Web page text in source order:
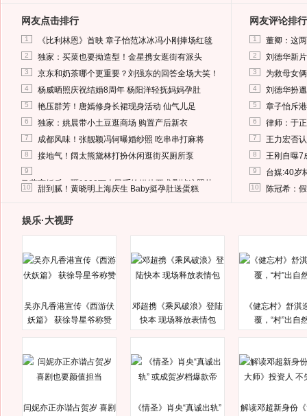
网友点击排行
1 《比利林恩》首映 章子怡范冰冰冯小刚捧场红毯
2 独家：买菜也要拗造型！金星携女逛街有派头
3 京东和奶茶哪个更重要？刘强东的回答全场大笑！
4 杨威晒照庆祝结婚8周年 杨阳洋轻抚妈妈孕肚
5 艳压群芳！唐嫣修身长裙现身活动 仙气儿足
6 独家：姚晨带小土豆逛商场 购置产后新衣
7 成都风味！张靓颖冯轲曝婚纱照 吃串串打麻将
8 接地气！阔太熊黛林打扮休闲逛街买厕所泵
9
马蓉离婚后，砸1000万人民币给媒体要求删掉这照片
10 甜到腻！黄晓明上海庆生 Baby挺孕肚送蛋糕
网友评论排行
1 董卿：这
2 刘德华新
3 为救母女
4 刘德华扮
5 章子怡斥
6 律师：于
7 王力宏否
8 王刚自曝7
9 台媒:40岁
10 陈冠希：
娱乐·大视野
吴亦凡香港宣传《西游伏
妖篇》 获徐导星爷称赞
邓超携《乘风破浪》登陆
快本 现场释放表情包
《健忘村》舒淇
覆，“村”出自
闫妮亦正亦谐占贺岁 喜剧
《情圣》肖央“真诚出轨”
解读邓超新身份